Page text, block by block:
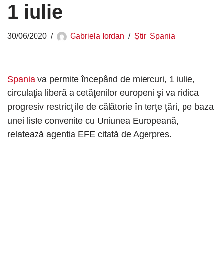
1 iulie
30/06/2020 Gabriela Iordan Știri Spania
Spania va permite începând de miercuri, 1 iulie,
circulaţia liberă a cetăţenilor europeni şi va ridica
progresiv restricţiile de călătorie în terţe ţări, pe baza
unei liste convenite cu Uniunea Europeană,
relatează agenția EFE citată de Agerpres.